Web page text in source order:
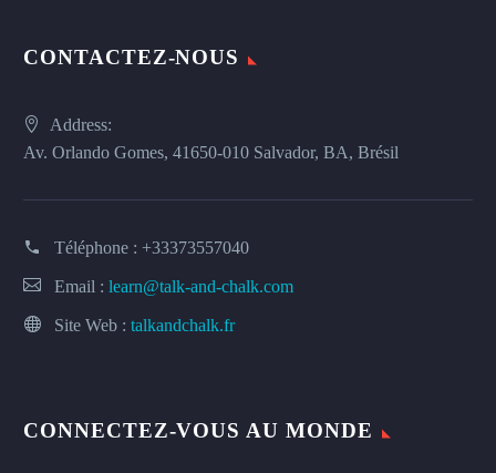
CONTACTEZ-NOUS
Address:
Av. Orlando Gomes, 41650-010 Salvador, BA, Brésil
Téléphone : +33373557040
Email : learn@talk-and-chalk.com
Site Web : talkandchalk.fr
CONNECTEZ-VOUS AU MONDE